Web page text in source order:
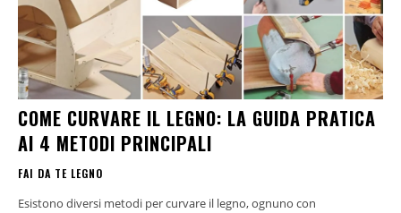
COME CURVARE IL LEGNO: LA GUIDA PRATICA
AI 4 METODI PRINCIPALI
FAI DA TE LEGNO
Esistono diversi metodi per curvare il legno, ognuno con